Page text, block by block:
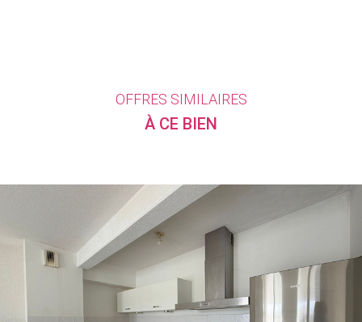
OFFRES SIMILAIRES
À CE BIEN